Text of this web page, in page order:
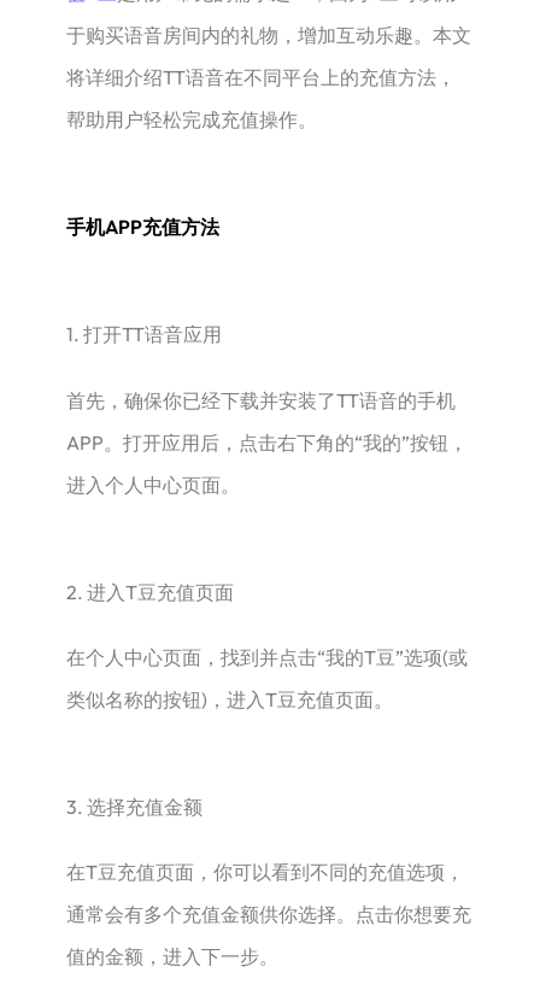
于购买语音房间内的礼物，增加互动乐趣。本文
将详细介绍TT语音在不同平台上的充值方法，
帮助用户轻松完成充值操作。
手机APP充值方法
1. 打开TT语音应用
首先，确保你已经下载并安装了TT语音的手机
APP。打开应用后，点击右下角的“我的”按钮，
进入个人中心页面。
2. 进入T豆充值页面
在个人中心页面，找到并点击“我的T豆”选项(或
类似名称的按钮)，进入T豆充值页面。
3. 选择充值金额
在T豆充值页面，你可以看到不同的充值选项，
通常会有多个充值金额供你选择。点击你想要充
值的金额，进入下一步。